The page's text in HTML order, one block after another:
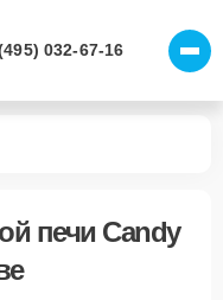
032-67-16
печи Candy